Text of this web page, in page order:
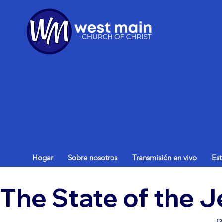
Hogar Sobre nosotros Transmisión en vivo
The State of the